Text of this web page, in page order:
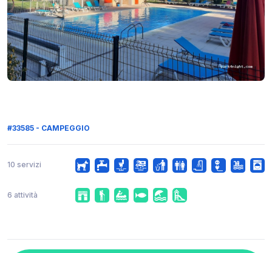
#33585 - CAMPEGGIO
10 servizi
6 attività